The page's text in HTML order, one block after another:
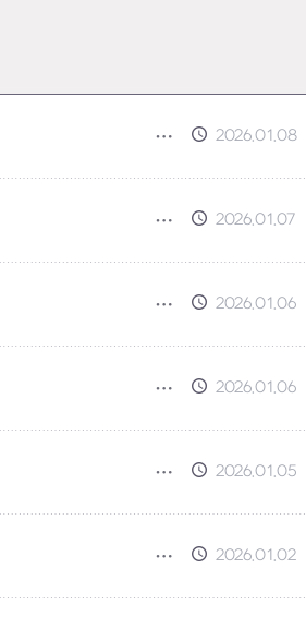
2026.01.08
2026.01.07
2026.01.06
2026.01.06
2026.01.05
2026.01.02